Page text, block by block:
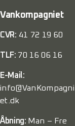
Vankompagniet
CVR: 41 72 19 60
TLF: 70 16 06 16
E-Mail:
info@VanKompagni
et.dk
Åbning: Man – Fre